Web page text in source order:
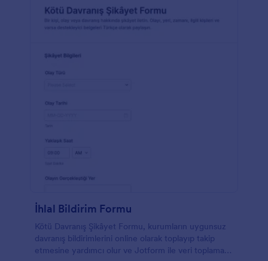
İhlal Bildirim Formu
Kötü Davranış Şikâyet Formu, kurumların uygunsuz
davranış bildirimlerini online olarak toplayıp takip
etmesine yardımcı olur ve Jotform ile veri toplama